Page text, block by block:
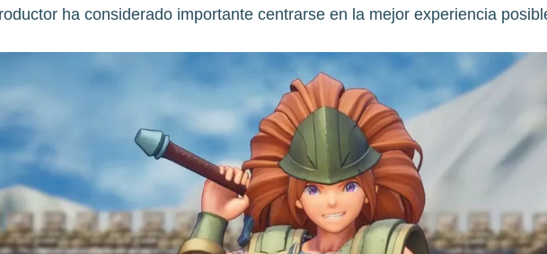
ha considerado importante centrarse en la mejor experiencia